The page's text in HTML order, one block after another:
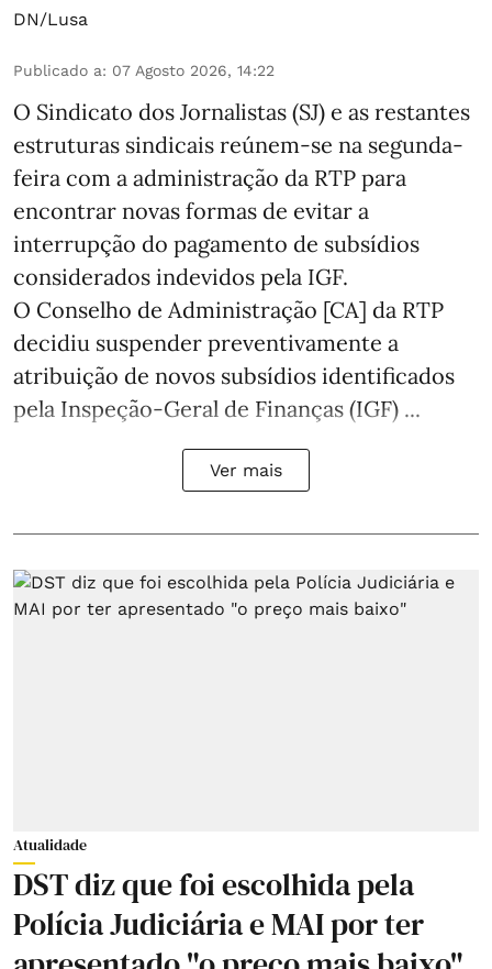
DN/Lusa
Publicado a: 07 Agosto 2026, 14:22
O Sindicato dos Jornalistas (SJ) e as restantes
estruturas sindicais reúnem-se na segunda-
feira com a administração da RTP para
encontrar novas formas de evitar a
interrupção do pagamento de subsídios
considerados indevidos pela IGF.
O Conselho de Administração [CA] da RTP
decidiu suspender preventivamente a
atribuição de novos subsídios identificados
pela Inspeção-Geral de Finanças (IGF) ...
Ver mais
Atualidade
DST diz que foi escolhida pela
Polícia Judiciária e MAI por ter